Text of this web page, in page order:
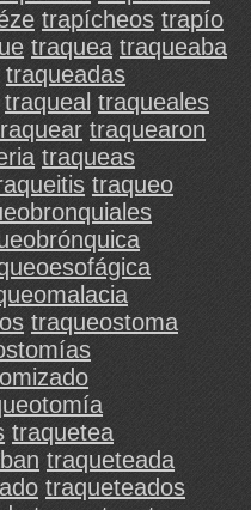
trapícheos trapío
traquea traqueaba
traqueadas
traqueal traqueales
traquearon
traqueas
traqueo
traqueostoma
traquetea
traqueteada
traqueteados